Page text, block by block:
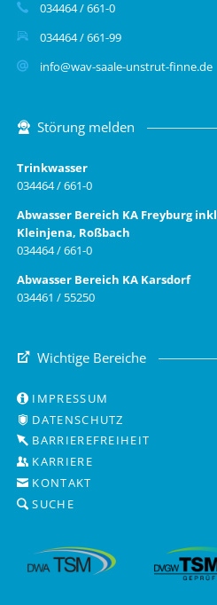
034464 / 661-0
034464 / 661-99
info@wav-saale-unstrut-finne.de
Störung melden
Trinkwasser
034464 / 661-0
Abwasser Bereich KA Freyburg
Kleinjena, Roßbach
034464 / 661-0
Abwasser Bereich KA Karsdorf
034461 / 55250
Wichtige Bereiche
IMPRESSUM
DATENSCHUTZ
BARRIEREFREIHEIT
KARRIERE
KONTAKT
SUCHE